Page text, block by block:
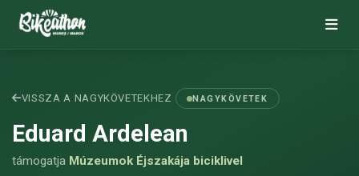
VISSZA A NAGYKÖVETEKHEZ NAGYKÖVETEK
Eduard Ardelean
támogatja Múzeumok Éjszakája biciklivel